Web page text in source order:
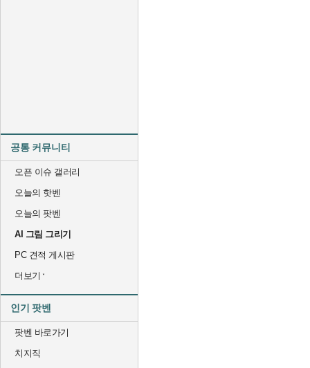
공통 커뮤니티
오픈 이슈 갤러리
오늘의 핫벤
오늘의 팟벤
AI 그림 그리기
PC 견적 게시판
더보기
인기 팟벤
팟벤 바로가기
치지직